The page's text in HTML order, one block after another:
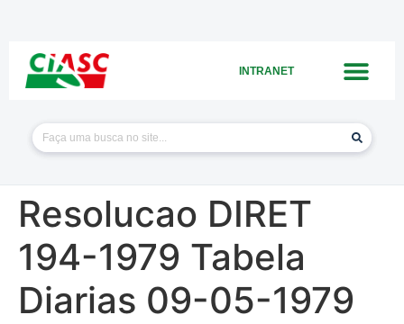
INTRANET
Resolucao DIRET
194-1979 Tabela
Diarias 09-05-1979